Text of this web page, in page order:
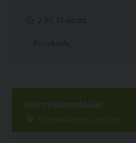
Koirankuonolaiset
Malminkartano, Helsinki